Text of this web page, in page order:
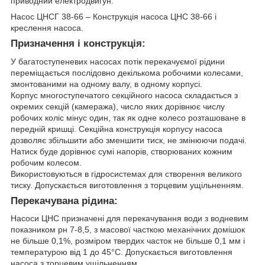
Насос ЦНСГ 38-66 – Конструкція насоса ЦНС 38-66 і
креслення насоса.
Призначення і конструкція:
У багатоступеневих насосах потік перекачуємої рідини
переміщається послідовно декількома робочими колесами,
змонтованими на одному валу, в одному корпусі.
Корпус многоступечатого секційного насоса складається з
окремих секцій (камеража), число яких дорівнює числу
робочих коліс мінус один, так як одне колесо розташоване в
передній кришці. Секційна конструкція корпусу насоса
дозволяє збільшити або зменшити тиск, не змінюючи подачі.
Натиск буде дорівнює сумі напорів, створюваних кожним
робочим колесом.
Використовуються в гідросистемах для створення великого
тиску. Допускається виготовлення з торцевим ущільненням.
Перекачувана рідина:
Насоси ЦНС призначені для перекачування води з водневим
показником рн 7-8,5, з масової часткою механічних домішок
не більше 0,1%, розміром твердих часток не більше 0,1 мм і
температурою від 1 до 45°С. Допускається виготовлення